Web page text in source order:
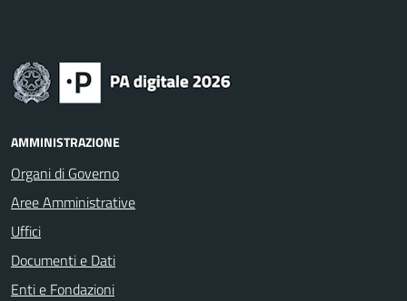
AMMINISTRAZIONE
Organi di Governo
Aree Amministrative
Uffici
Documenti e Dati
Enti e Fondazioni